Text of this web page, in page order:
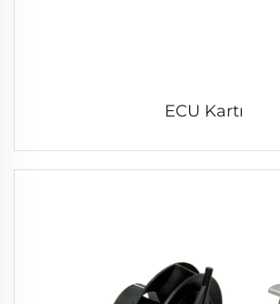
ECU Kartı